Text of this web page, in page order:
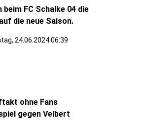
FC Schalke 04 die
die neue Saison.
24.06.2024 06:39
ohne Fans
gegen Velbert